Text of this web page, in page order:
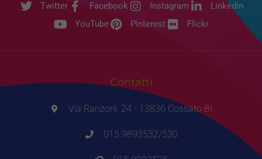
Twitter Facebook Instagram
Linkedin
YouTube
Pinterest Flickr
Contatti
Via Ranzoni, 24 - 13836 Cossato BI
015.9893532/530